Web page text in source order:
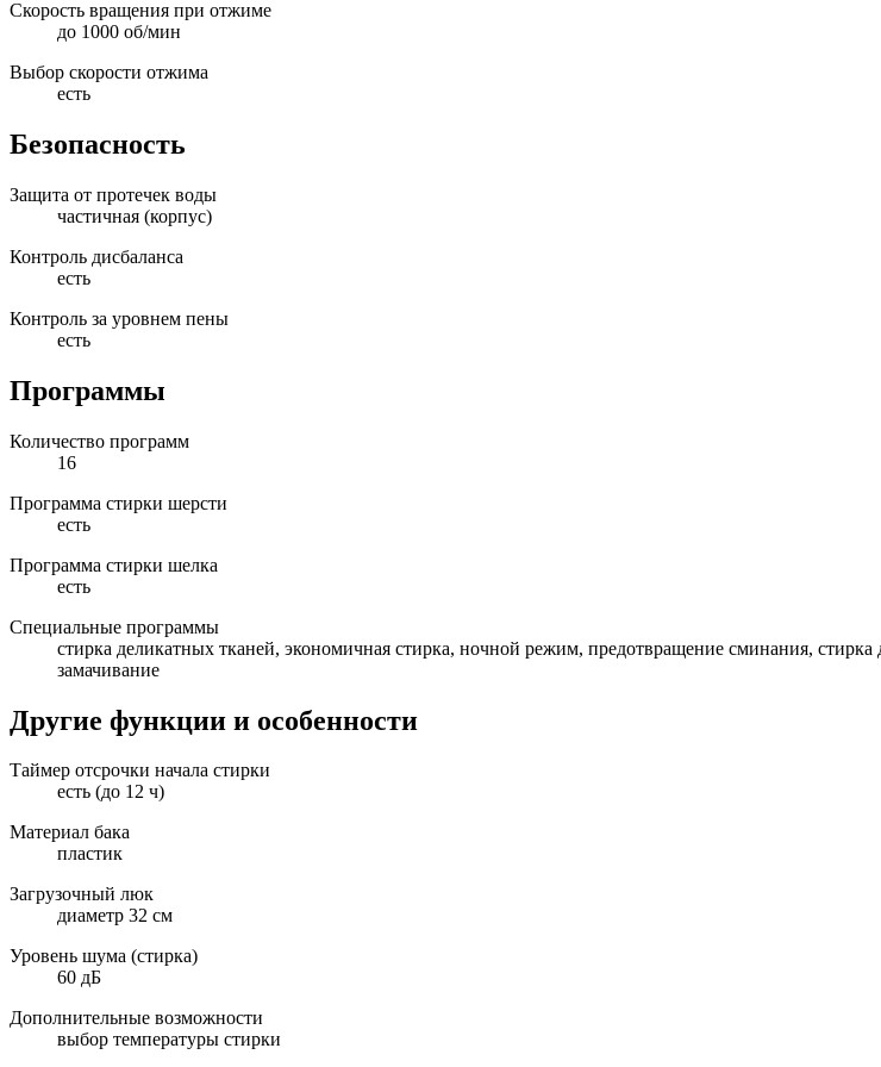
Скорость вращения при отжиме
до 1000 об/мин
Выбор скорости отжима
есть
Безопасность
Защита от протечек воды
частичная (корпус)
Контроль дисбаланса
есть
Контроль за уровнем пены
есть
Программы
Количество программ
16
Программа стирки шерсти
есть
Программа стирки шелка
есть
Специальные программы
стирка деликатных тканей, экономичная стирка, ночной режим, предотвращение сминания,
замачивание
Другие функции и особенности
Таймер отсрочки начала стирки
есть (до 12 ч)
Материал бака
пластик
Загрузочный люк
диаметр 32 см
Уровень шума (стирка)
60 дБ
Дополнительные возможности
выбор температуры стирки